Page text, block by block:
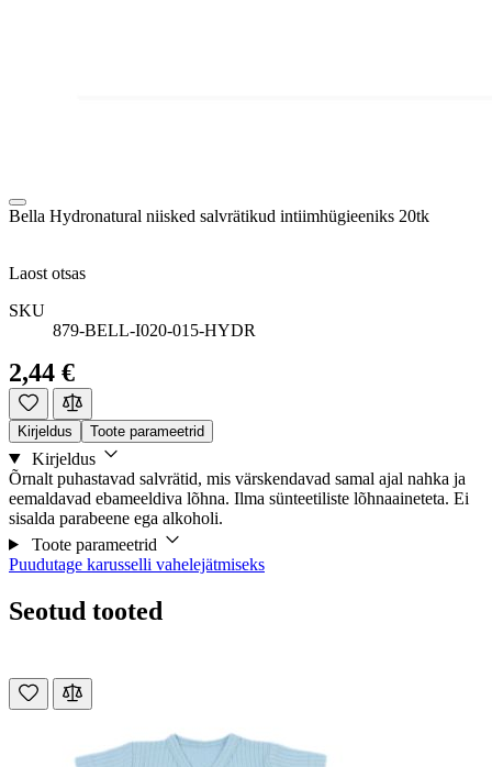
Bella Hydronatural niisked salvrätikud intiimhügieeniks 20tk
Laost otsas
SKU
879-BELL-I020-015-HYDR
2,44 €
Kirjeldus Toote parameetrid
Kirjeldus
Õrnalt puhastavad salvrätid, mis värskendavad samal ajal nahka ja
eemaldavad ebameeldiva lõhna. Ilma sünteetiliste lõhnaaineteta. Ei
sisalda parabeene ega alkoholi.
Toote parameetrid
Puudutage karusselli vahelejätmiseks
Seotud tooted